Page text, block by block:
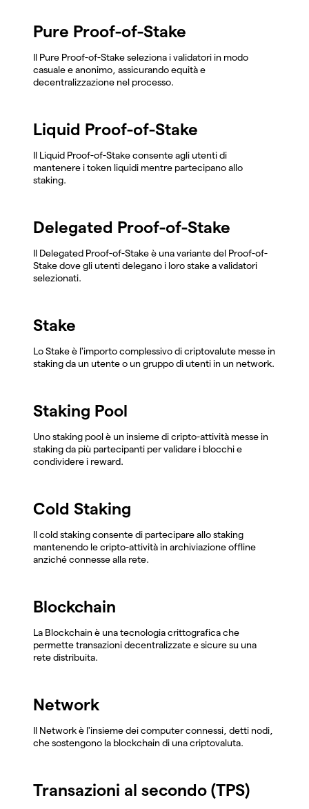
Pure Proof-of-Stake
Il Pure Proof-of-Stake seleziona i validatori in modo
casuale e anonimo, assicurando equità e
decentralizzazione nel processo.
Liquid Proof-of-Stake
Il Liquid Proof-of-Stake consente agli utenti di
mantenere i token liquidi mentre partecipano allo
staking.
Delegated Proof-of-Stake
Il Delegated Proof-of-Stake è una variante del Proof-of-
Stake dove gli utenti delegano i loro stake a validatori
selezionati.
Stake
Lo Stake è l'importo complessivo di criptovalute messe in
staking da un utente o un gruppo di utenti in un network.
Staking Pool
Uno staking pool è un insieme di cripto-attività messe in
staking da più partecipanti per validare i blocchi e
condividere i reward.
Cold Staking
Il cold staking consente di partecipare allo staking
mantenendo le cripto-attività in archiviazione offline
anziché connesse alla rete.
Blockchain
La Blockchain è una tecnologia crittografica che
permette transazioni decentralizzate e sicure su una
rete distribuita.
Network
Il Network è l'insieme dei computer connessi, detti nodi,
che sostengono la blockchain di una criptovaluta.
Transazioni al secondo (TPS)